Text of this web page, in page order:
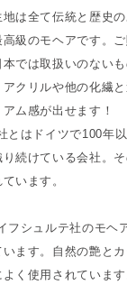
は全て伝統と歴史
級のモヘアです。
では取扱いのないも
クリルや他の化繊
ム感が出せます！
とはドイツで100年
続けている会社。
います。
シュルテ社のモヘ
ます。自然の艶と
く使用されています